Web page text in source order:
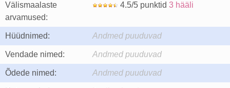
Välismaalaste
arvamused:
4.5/5 punktid 3 hääli
Hüüdnimed: Andmed puuduvad
Vendade nimed: Andmed puuduvad
Õdede nimed: Andmed puuduvad